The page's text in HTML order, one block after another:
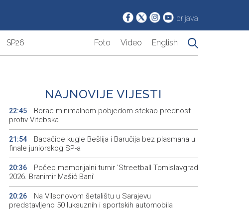
prijava
SP26 Foto Video English
NAJNOVIJE VIJESTI
22:45
Borac minimalnom pobjedom stekao prednost
protiv Vitebska
21:54
Bacačice kugle Bešlija i Baručija bez plasmana u
finale juniorskog SP-a
20:36
Počeo memorijalni turnir 'Streetball Tomislavgrad
2026. Branimir Mašić Bani'
20:26
Na Vilsonovom šetalištu u Sarajevu
predstavljeno 50 luksuznih i sportskih automobila